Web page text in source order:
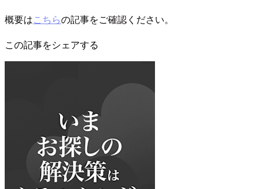
概要はこちらの記事をご確認ください。
この記事をシェアする